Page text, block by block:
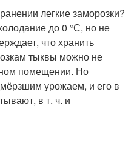
легкие заморозки?
до 0 °С, но не
что хранить
тыквы можно не
помещении. Но
урожаем, и его в
в т. ч. и